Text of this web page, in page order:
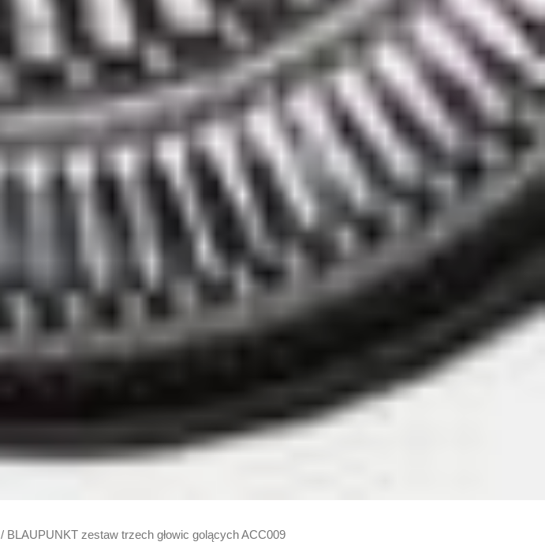
/ BLAUPUNKT zestaw trzech głowic golących ACC009